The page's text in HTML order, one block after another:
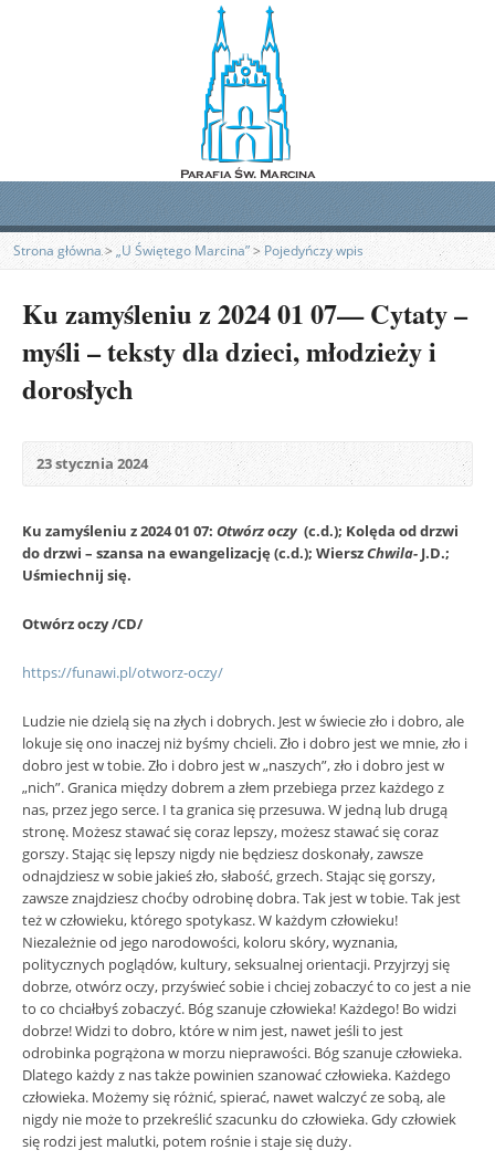
Strona główna> „U Świętego Marcina” >Pojedyńczy wpis
Ku zamyśleniu z 2024 01 07— Cytaty –
myśli – teksty dla dzieci, młodzieży i
dorosłych
23 stycznia 2024
Ku zamyśleniu z 2024 01 07: Otwórz oczy (c.d.); Kolęda od drzwi
do drzwi – szansa na ewangelizację (c.d.); WierszChwila- J.D.;
Uśmiechnij się.
Otwórz oczy /CD/
https://funawi.pl/otworz-oczy/
Ludzie nie dzielą się na złych i dobrych. Jest w świecie zło i dobro, ale
lokuje się ono inaczej niż byśmy chcieli. Zło i dobro jest we mnie, zło i
dobro jest w tobie. Zło i dobro jest w „naszych”, zło i dobro jest w
„nich”. Granica między dobrem a złem przebiega przez każdego z
nas, przez jego serce. I ta granica się przesuwa. W jedną lub drugą
stronę. Możesz stawać się coraz lepszy, możesz stawać się coraz
gorszy. Stając się lepszy nigdy nie będziesz doskonały, zawsze
odnajdziesz w sobie jakieś zło, słabość, grzech. Stając się gorszy,
zawsze znajdziesz choćby odrobinę dobra. Tak jest w tobie. Tak jest
też w człowieku, którego spotykasz. W każdym człowieku!
Niezależnie od jego narodowości, koloru skóry, wyznania,
politycznych poglądów, kultury, seksualnej orientacji. Przyjrzyj się
dobrze, otwórz oczy, przyświeć sobie i chciej zobaczyć to co jest a nie
to co chciałbyś zobaczyć. Bóg szanuje człowieka! Każdego! Bo widzi
dobrze! Widzi to dobro, które w nim jest, nawet jeśli to jest
odrobinka pogrążona w morzu nieprawości. Bóg szanuje człowieka.
Dlatego każdy z nas także powinien szanować człowieka. Każdego
człowieka. Możemy się różnić, spierać, nawet walczyć ze sobą, ale
nigdy nie może to przekreślić szacunku do człowieka. Gdy człowiek
się rodzi jest malutki, potem rośnie i staje się duży.